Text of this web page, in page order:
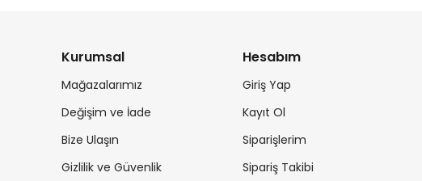
Kurumsal
Mağazalarımız
Değişim ve İade
Bize Ulaşın
Gizlilik ve Güvenlik
Hesabım
Giriş Yap
Kayıt Ol
Siparişlerim
Sipariş Takibi